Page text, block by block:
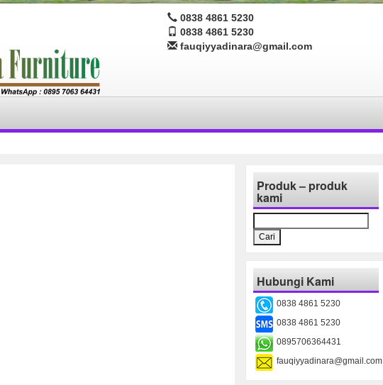
0838 4861 5230
0838 4861 5230
fauqiyyadinara@gmail.com
Produk – produk
kami
untuk:
Hubungi Kami
0838 4861 5230
0838 4861 5230
0895706364431
fauqiyyadinara@gmail.com